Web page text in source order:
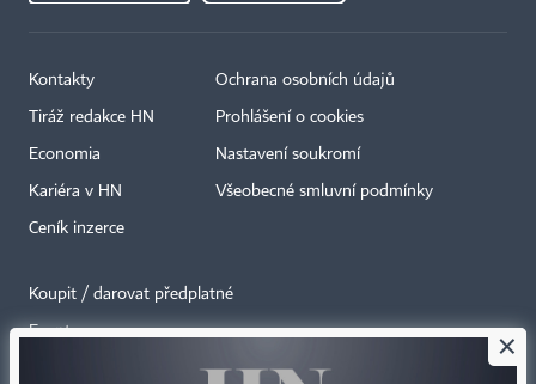
Kontakty
Tiráž redakce HN
Economia
Kariéra v HN
Ceník inzerce
Ochrana osobních údajů
Prohlášení o cookies
Nastavení soukromí
Všeobecné smluvní podmínky
Koupit / darovat předplatné
Eventy ×